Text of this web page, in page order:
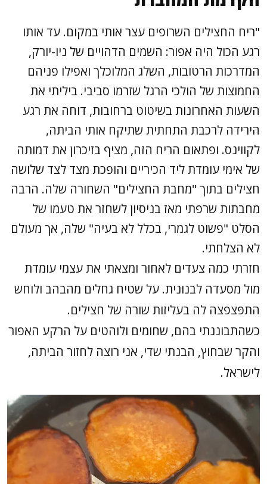
"ריח החצילים השרופים עצר אותי במקום. עד אותו
רגע הכול היה אפור: השמים הדהויים של ניו-יורק,
המדרכות הרטובות, השלג המלוכלך ואפילו פניהם
החמוצות של הולכי הרגל שזרמו סביבי. ביליתי את
השעות האחרונות בשיטוט ברחובות, דוחה את רגע
הירידה לרכבת התחתית שתיקח אותי הביתה,
לקווינס. ופתאום הריח הזה, מציף בזיכרון את דמותה
של אימי עומדת ליד הכיריים והופכת מצד לצד שלושה
חצילים בתוך "מחבת החצילים" השחורה שלה. הרבה
מחבתות שרפתי מאז בניסיון לשחזר את טעמו של
הסלט "פשוט לגמרי, בכלל לא בעיה" שלה, אך מעולם
לא הצלחתי.
חזרתי כמה צעדים לאחור ומצאתי את עצמי עומדת
מול מסעדה לבנונית. על שטיח גחלים מהבהב ולוחש
התפּצפצה לה בעליזות שורה של חצילים.
כשהתבוננתי בהם, שחומים ולוהטים על הרקע האפור
והקר שבחוץ, הבנתי שדי, אני רוצה לחזור הביתה,
לישראל.